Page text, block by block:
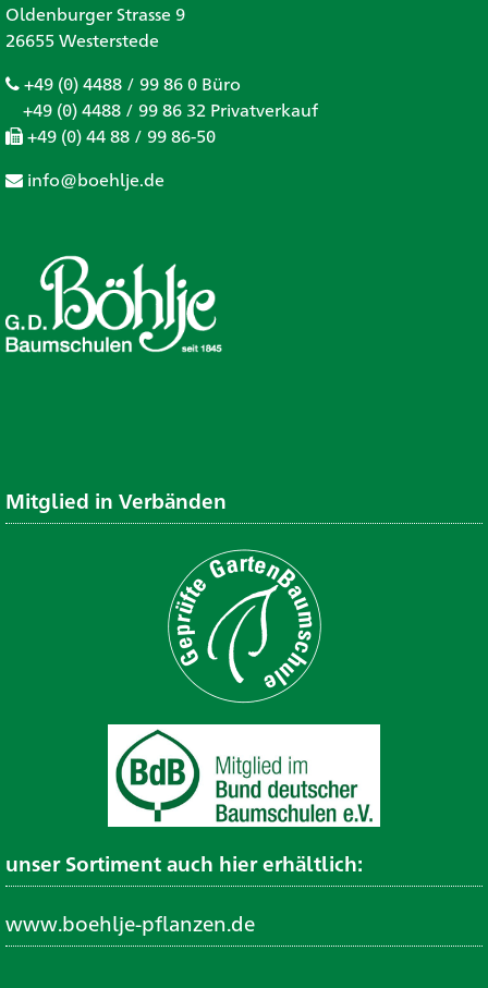
Oldenburger Strasse 9
26655 Westerstede
+49 (0) 4488 / 99 86 0 Büro
+49 (0) 4488 / 99 86 32 Privatverkauf
+49 (0) 44 88 / 99 86-50
info@boehlje.de
Mitglied in Verbänden
unser Sortiment auch hier erhältlich:
www.boehlje-pflanzen.de